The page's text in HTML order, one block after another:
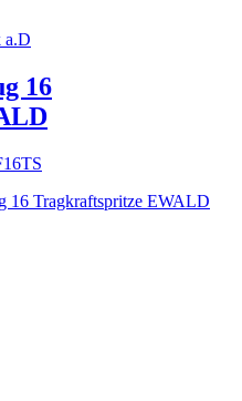
a.D
16
16 Tragkraftspritze EWALD